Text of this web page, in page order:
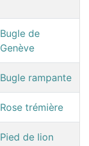
Bugle de
Genève
Bugle rampante
Rose trémière
Pied de lion